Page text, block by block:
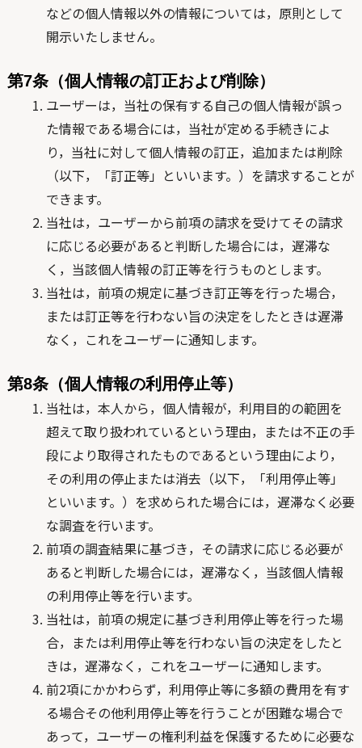
などの個人情報以外の情報については，原則として
開示いたしません。
第7条（個人情報の訂正および削除）
ユーザーは，当社の保有する自己の個人情報が誤っ
た情報である場合には，当社が定める手続きによ
り，当社に対して個人情報の訂正，追加または削除
（以下，「訂正等」といいます。）を請求することが
できます。
当社は，ユーザーから前項の請求を受けてその請求
に応じる必要があると判断した場合には，遅滞な
く，当該個人情報の訂正等を行うものとします。
当社は，前項の規定に基づき訂正等を行った場合，
または訂正等を行わない旨の決定をしたときは遅滞
なく，これをユーザーに通知します。
第8条（個人情報の利用停止等）
当社は，本人から，個人情報が，利用目的の範囲を
超えて取り扱われているという理由，または不正の手
段により取得されたものであるという理由により，
その利用の停止または消去（以下，「利用停止等」
といいます。）を求められた場合には，遅滞なく必要
な調査を行います。
前項の調査結果に基づき，その請求に応じる必要が
あると判断した場合には，遅滞なく，当該個人情報
の利用停止等を行います。
当社は，前項の規定に基づき利用停止等を行った場
合，または利用停止等を行わない旨の決定をしたと
きは，遅滞なく，これをユーザーに通知します。
前2項にかかわらず，利用停止等に多額の費用を有す
る場合その他利用停止等を行うことが困難な場合で
あって，ユーザーの権利利益を保護するために必要な